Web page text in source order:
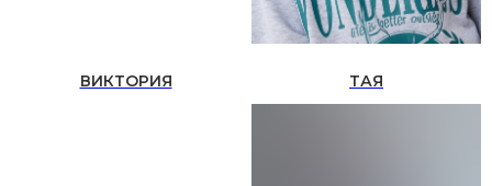
ВИКТОРИЯ ТАЯ